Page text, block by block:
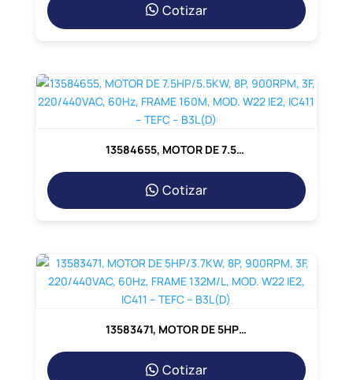
Cotizar
13584655, MOTOR DE 7.5HP/5.5KW, 8P, 900RPM, 3F, 220/440VAC, 60Hz, FRAME 160M, MOD. W22 IE2, IC411 – TEFC – B3L(D)
Cotizar
13583471, MOTOR DE 5HP/3.7KW, 8P, 900RPM, 3F, 220/440VAC, 60Hz, FRAME 132M/L, MOD. W22 IE2, IC411 – TEFC – B3L(D)
Cotizar